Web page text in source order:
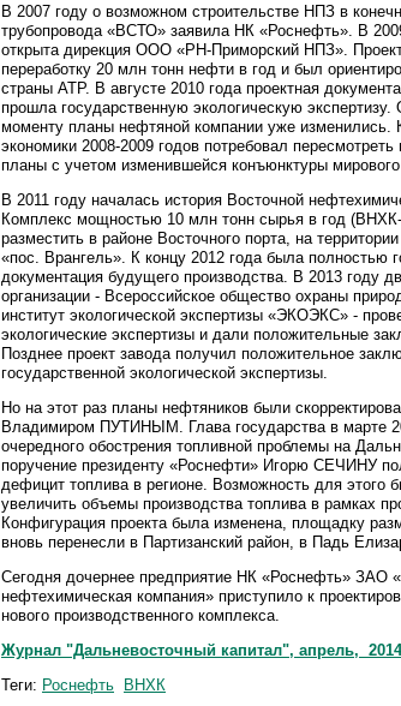
В 2007 году о возможном строительстве НПЗ в
трубопровода «ВСТО» заявила НК «Роснефть». В
открыта дирекция ООО «РН-Приморский НПЗ».
переработку 20 млн тонн нефти в год и был
страны АТР. В августе 2010 года проектная
прошла государственную экологическую экспертизу.
моменту планы нефтяной компании уже изменились.
экономики 2008-2009 годов потребовал
планы с учетом изменившейся конъюнктуры мирового
В 2011 году началась история Восточной
Комплекс мощностью 10 млн тонн сырья в год
разместить в районе Восточного порта, на
«пос. Врангель». К концу 2012 года была полностью
документация будущего производства. В 2013 году
организации - Всероссийское общество охраны
институт экологической экспертизы «ЭКОЭКС» -
экологические экспертизы и дали положительные
Позднее проект завода получил положительное
государственной экологической экспертизы.
Но на этот раз планы нефтяников были
Владимиром ПУТИНЫМ. Глава государства в марте
очередного обострения топливной проблемы на
поручение президенту «Роснефти» Игорю СЕЧИНУ
дефицит топлива в регионе. Возможность для этого
увеличить объемы производства топлива в рамках
Конфигурация проекта была изменена, площадку
вновь перенесли в Партизанский район, в Падь
Сегодня дочернее предприятие НК «Роснефть» ЗАО
нефтехимическая компания» приступило к
нового производственного комплекса.
Журнал "Дальневосточный капитал", апрель,
Теги: Роснефть ВНХК